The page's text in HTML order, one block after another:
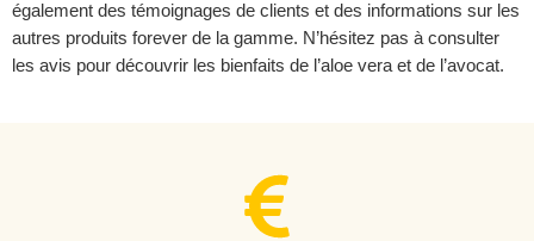
également des témoignages de clients et des informations sur les
autres produits forever de la gamme. N’hésitez pas à consulter
les avis pour découvrir les bienfaits de l’aloe vera et de l’avocat.